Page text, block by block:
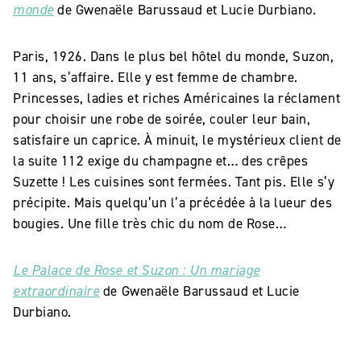
mondede Gwenaële Barussaud et Lucie Durbiano.
Paris, 1926. Dans le plus bel hôtel du monde, Suzon,
11 ans, s’affaire. Elle y est femme de chambre.
Princesses, ladies et riches Américaines la réclament
pour choisir une robe de soirée, couler leur bain,
satisfaire un caprice. À minuit, le mystérieux client de
la suite 112 exige du champagne et… des crêpes
Suzette ! Les cuisines sont fermées. Tant pis. Elle s’y
précipite. Mais quelqu’un l’a précédée à la lueur des
bougies. Une fille très chic du nom de Rose…
Le Palace de Rose et Suzon : Un mariage
extraordinairede Gwenaële Barussaud et Lucie
Durbiano.